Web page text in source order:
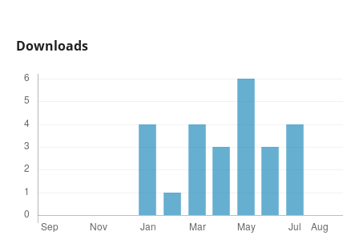
Downloads